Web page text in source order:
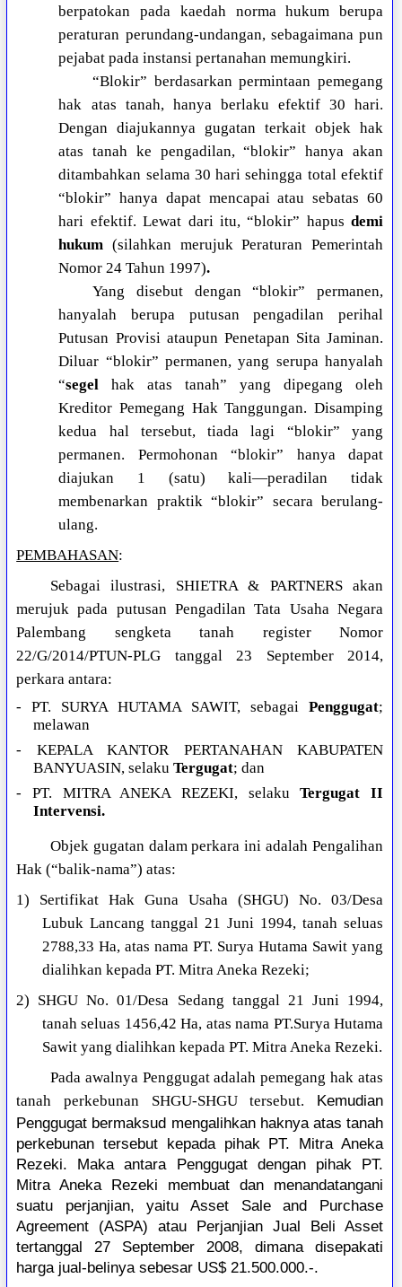
berpatokan pada kaedah norma hukum berupa
peraturan perundang-undangan, sebagaimana pun
pejabat pada instansi pertanahan memungkiri.
“Blokir” berdasarkan permintaan pemegang
hak atas tanah, hanya berlaku efektif 30 hari.
Dengan diajukannya gugatan terkait objek hak
atas tanah ke pengadilan, “blokir” hanya akan
ditambahkan selama 30 hari sehingga total efektif
“blokir” hanya dapat mencapai atau sebatas 60
hari efektif. Lewat dari itu, “blokir” hapus demi
hukum (silahkan merujuk Peraturan Pemerintah
Nomor 24 Tahun 1997).
Yang disebut dengan “blokir” permanen,
hanyalah berupa putusan pengadilan perihal
Putusan Provisi ataupun Penetapan Sita Jaminan.
Diluar “blokir” permanen, yang serupa hanyalah
“segel hak atas tanah” yang dipegang oleh
Kreditor Pemegang Hak Tanggungan. Disamping
kedua hal tersebut, tiada lagi “blokir” yang
permanen. Permohonan “blokir” hanya dapat
diajukan 1 (satu) kali—peradilan tidak
membenarkan praktik “blokir” secara berulang-
ulang.
PEMBAHASAN:
Sebagai ilustrasi, SHIETRA & PARTNERS akan
merujuk pada putusan Pengadilan Tata Usaha Negara
Palembang sengketa tanah register Nomor
22/G/2014/PTUN-PLG tanggal 23 September 2014,
perkara antara:
- PT. SURYA HUTAMA SAWIT, sebagai Penggugat;
melawan
- KEPALA KANTOR PERTANAHAN KABUPATEN
BANYUASIN, selakuTergugat; dan
- PT. MITRA ANEKA REZEKI, selakuTergugat II
Intervensi.
Objek gugatan dalam perkara ini adalah Pengalihan
Hak (“balik-nama”) atas:
1) Sertifikat Hak Guna Usaha (SHGU) No. 03/Desa
Lubuk Lancang tanggal 21 Juni 1994, tanah seluas
2788,33 Ha, atas nama PT. Surya Hutama Sawit yang
dialihkan kepada PT. Mitra Aneka Rezeki;
2) SHGU No. 01/Desa Sedang tanggal 21 Juni 1994,
tanah seluas 1456,42 Ha, atas nama PT.Surya Hutama
Sawit yang dialihkan kepada PT. Mitra Aneka Rezeki.
Pada awalnya Penggugat adalah pemegang hak atas
tanah perkebunan SHGU-SHGU tersebut. Kemudian
Penggugat bermaksud mengalihkan haknya atas tanah
perkebunan tersebut kepada pihak PT. Mitra Aneka
Rezeki. Maka antara Penggugat dengan pihak PT.
Mitra Aneka Rezeki membuat dan menandatangani
suatu perjanjian, yaitu Asset Sale and Purchase
Agreement (ASPA) atau Perjanjian Jual Beli Asset
tertanggal 27 September 2008, dimana disepakati
harga jual-belinya sebesar US$ 21.500.000.-.